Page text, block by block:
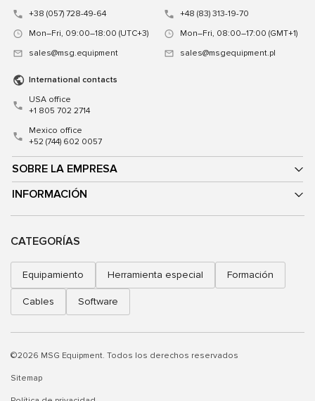
SOBRE LA EMPRESA
INFORMACIÓN
+38 (057) 728-49-64
Mon–Fri, 09:00–18:00 (UTC+3)
sales@msg.equipment
+48 (83) 313-19-70
Mon–Fri, 08:00–17:00 (GMT+1)
sales@msgequipment.pl
International contacts
USA office
+1 805 702 2714
Mexico office
+52 (744) 602 0057
CATEGORÍAS
Equipamiento Herramienta especial Formación
Cables Software
©2026 MSG Equipment. Todos los derechos reservados
Sitemap